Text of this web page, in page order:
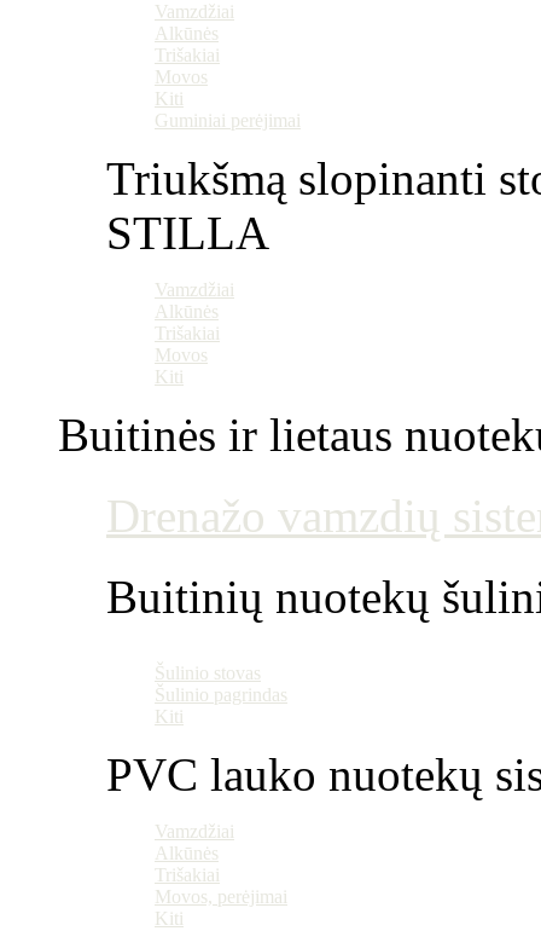
Vamzdžiai
Alkūnės
Trišakiai
Movos
Kiti
Guminiai perėjimai
Triukšmą slopinanti
STILLA
Vamzdžiai
Alkūnės
Trišakiai
Movos
Kiti
Buitinės ir lietaus
Drenažo vamzdių
Buitinių nuotekų
Šulinio stovas
Šulinio pagrindas
Kiti
PVC lauko nuotekų
Vamzdžiai
Alkūnės
Trišakiai
Movos, perėjimai
Kiti